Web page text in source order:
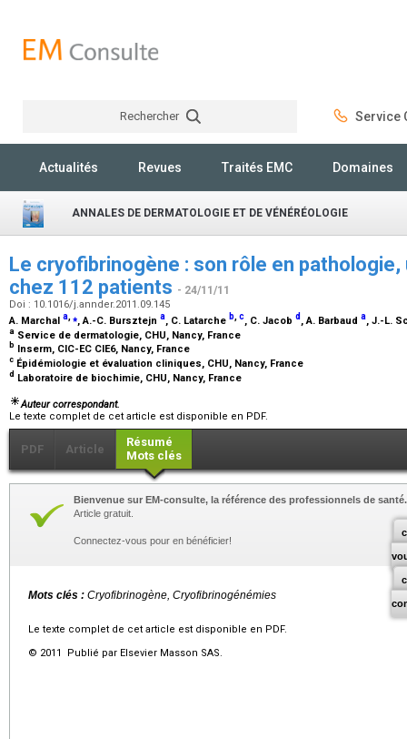
Rechercher Service
Actualités Revues Traités EMC Domaines
ANNALES DE DERMATOLOGIE ET DE VÉNÉRÉOLOGIE
Le cryofibrinogène : son rôle en
chez 112 patients - 24/11/11
Doi : 10.1016/j.annder.2011.09.145
A. Marchal a ⁎, A.-C. Bursztejn a, C. Latarche b c, C. Jacob d , A. Barbaud a, J.-L.
a Service de dermatologie, CHU, Nancy, France
b Inserm, CIC-EC CIE6, Nancy, France
c Épidémiologie et évaluation cliniques, CHU, Nancy, France
d Laboratoire de biochimie, CHU, Nancy, France
Auteur correspondant.
Le texte complet de cet article est disponible en PDF.
PDF Article
Résumé
Mots clés
Bienvenue sur EM-consulte, la référence des professionnels de santé.
Article gratuit.
Connectez-vous pour en bénéficier!
Mots clés : Cryofibrinogène, Cryofibrinogénémies
Le texte complet de cet article est disponible en PDF.
© 2011 Publié par Elsevier Masson SAS.